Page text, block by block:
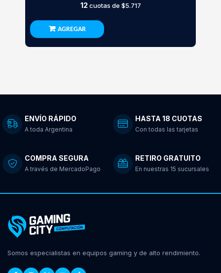
12cuotas de $5.717
AGREGAR
ENVÍO RÁPIDO
A toda Argentina
HASTA 18 CUOTAS
Con todas las tarjetas
COMPRA SEGURA
A través de MercadoPago
RETIRO GRATUITO
En nuestras 15 sucursales
Somos especialistas en equipos gaming y de alto rendimiento.